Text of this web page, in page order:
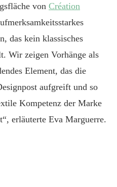
von Création
das kein klassisches
Wir zeigen Vorhänge als
Element, das die
aufgreift und so
Kompetenz der Marke
erläuterte Eva Marguerre.